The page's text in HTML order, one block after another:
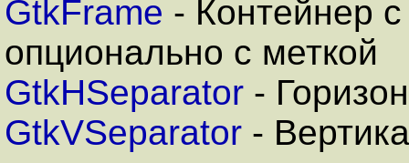
GtkFrame - Контейнер
опционально с меткой
GtkHSeparator -
GtkVSeparator -